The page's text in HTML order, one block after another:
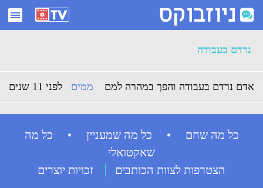
ארכיון נרדם בעבודה - ניוזבוקס
נרדם בעבודה
אדם נרדם בעבודה והפך במהרה למם לפני 11 שנים ממים
כל מה שחם • כל מה שמעניין • כל מה
שאקטואלי
הצטרפות לצוות הכותבים
זכויות יוצרים